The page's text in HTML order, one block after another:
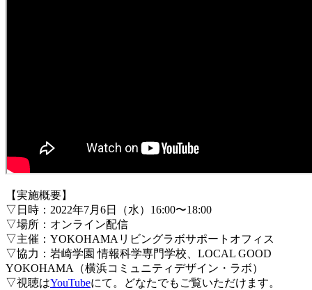
【実施概要】
▽日時：2022年7月6日（水）16:00〜18:00
▽場所：オンライン配信
▽主催：YOKOHAMAリビングラボサポートオフィス
▽協力：岩崎学園 情報科学専門学校、LOCAL GOOD
YOKOHAMA（横浜コミュニティデザイン・ラボ）
▽視聴はYouTubeにて。どなたでもご覧いただけます。